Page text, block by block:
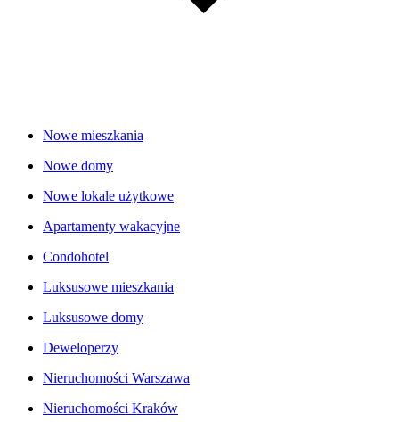
Nowe mieszkania
Nowe domy
Nowe lokale użytkowe
Apartamenty wakacyjne
Condohotel
Luksusowe mieszkania
Luksusowe domy
Deweloperzy
Nieruchomości Warszawa
Nieruchomości Kraków